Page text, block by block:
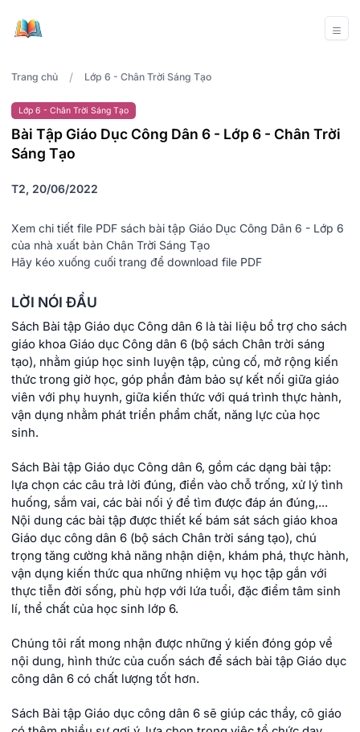
Trang chủ / Lớp 6 - Chân Trời Sáng Tạo
Lớp 6 - Chân Trời Sáng Tạo
Bài Tập Giáo Dục Công Dân 6 - Lớp 6 - Chân Trời
Sáng Tạo
T2, 20/06/2022
Xem chi tiết file PDF sách bài tập Giáo Dục Công Dân 6 - Lớp 6
của nhà xuất bản Chân Trời Sáng Tạo
Hãy kéo xuống cuối trang để download file PDF
LỜI NÓI ĐẦU
Sách Bài tập Giáo dục Công dân 6 là tài liệu bổ trợ cho sách
giáo khoa Giáo dục Công dân 6 (bộ sách Chân trời sáng
tạo), nhằm giúp học sinh luyện tập, củng cố, mở rộng kiến
thức trong giờ học, góp phần đảm bảo sự kết nối giữa giáo
viên với phụ huynh, giữa kiến thức với quá trình thực hành,
vận dụng nhằm phát triển phẩm chất, năng lực của học
sinh.
Sách Bài tập Giáo dục Công dân 6, gồm các dạng bài tập:
lựa chọn các câu trả lời đúng, điền vào chỗ trống, xử lý tình
huống, sắm vai, các bài nối ý để tìm được đáp án đúng,...
Nội dung các bài tập được thiết kế bám sát sách giáo khoa
Giáo dục công dân 6 (bộ sách Chân trời sáng tạo), chú
trọng tăng cường khả năng nhận diện, khám phá, thực hành,
vận dụng kiến thức qua những nhiệm vụ học tập gắn với
thực tiễn đời sống, phù hợp với lứa tuổi, đặc điểm tâm sinh
lí, thể chất của học sinh lớp 6.
Chúng tôi rất mong nhận được những ý kiến đóng góp về
nội dung, hình thức của cuốn sách để sách bài tập Giáo dục
công dân 6 có chất lượng tốt hơn.
Sách Bài tập Giáo dục công dân 6 sẽ giúp các thầy, cô giáo